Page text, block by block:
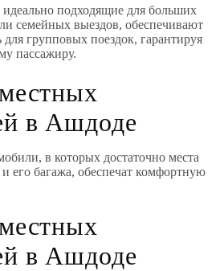
подходящие для больших
семейных выездов, обеспечивают
групповых поездок, гарантируя
пассажиру.
в Ашдоде
в которых достаточно места
его багажа, обеспечат комфортную
в Ашдоде